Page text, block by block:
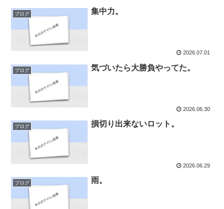
ブログ 集中力。
2026.07.01
ブログ 気づいたら大勝負やってた。
2026.06.30
ブログ 損切り出来ないロット。
2026.06.29
ブログ 雨。